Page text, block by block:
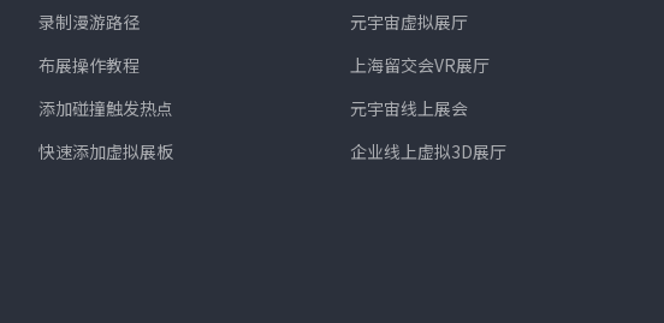
录制漫游路径
布展操作教程
添加碰撞触发热点
快速添加虚拟展板
元宇宙虚拟展厅
上海留交会VR展厅
元宇宙线上展会
企业线上虚拟3D展厅